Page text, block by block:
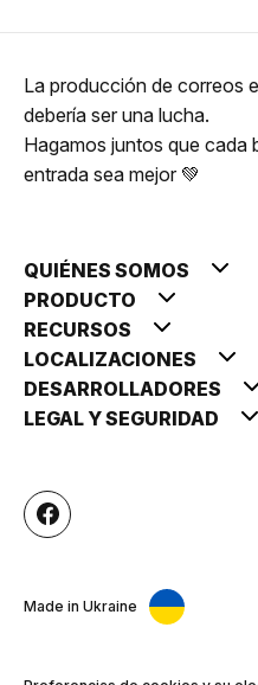
La producción de correos
debería ser una lucha.
Hagamos juntos que cada
entrada sea mejor 💚
QUIÉNES SOMOS
PRODUCTO
RECURSOS
LOCALIZACIONES
DESARROLLADORES
LEGAL Y SEGURIDAD
Made in Ukraine